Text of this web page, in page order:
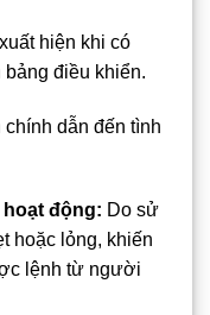
hiện khi có
điều khiển.
dẫn đến tình
động: Do sử
hoặc lỏng, khiến
lệnh từ người